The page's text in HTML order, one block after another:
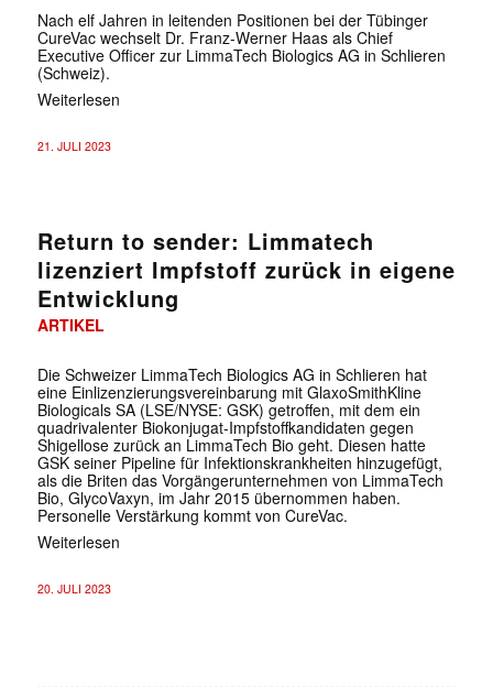
Nach elf Jahren in leitenden Positionen bei der Tübinger
CureVac wechselt Dr. Franz-Werner Haas als Chief
Executive Officer zur LimmaTech Biologics AG in Schlieren
(Schweiz).
Weiterlesen
21. JULI 2023
Return to sender: Limmatech
lizenziert Impfstoff zurück in eigene
Entwicklung
ARTIKEL
Die Schweizer LimmaTech Biologics AG in Schlieren hat
eine Einlizenzierungsvereinbarung mit GlaxoSmithKline
Biologicals SA (LSE/NYSE: GSK) getroffen, mit dem ein
quadrivalenter Biokonjugat-Impfstoffkandidaten gegen
Shigellose zurück an LimmaTech Bio geht. Diesen hatte
GSK seiner Pipeline für Infektionskrankheiten hinzugefügt,
als die Briten das Vorgängerunternehmen von LimmaTech
Bio, GlycoVaxyn, im Jahr 2015 übernommen haben.
Personelle Verstärkung kommt von CureVac.
Weiterlesen
20. JULI 2023